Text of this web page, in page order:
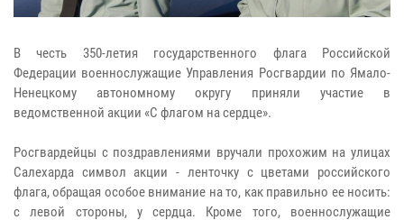
В честь 350-летия государственного флага Российской
Федерации военнослужащие Управления Росгвардии по Ямало-
Ненецкому автономному округу приняли участие в
ведомственной акции «С флагом на сердце».
Росгвардейцы с поздравлениями вручали прохожим на улицах
Салехарда символ акции - ленточку с цветами российского
флага, обращая особое внимание на то, как правильно ее носить:
с левой стороны, у сердца. Кроме того, военнослужащие